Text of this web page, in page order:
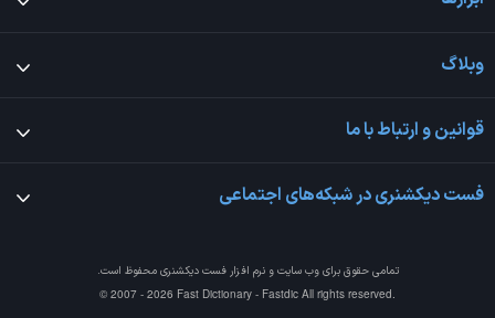
وبلاگ
قوانین و ارتباط با ما
فست دیکشنری در شبکه‌های اجتماعی
تمامی حقوق برای وب سایت و نرم افزارفست دیکشنری محفوظ است.
© 2007 - 2026 Fast Dictionary - Fastdic All rights reserved.